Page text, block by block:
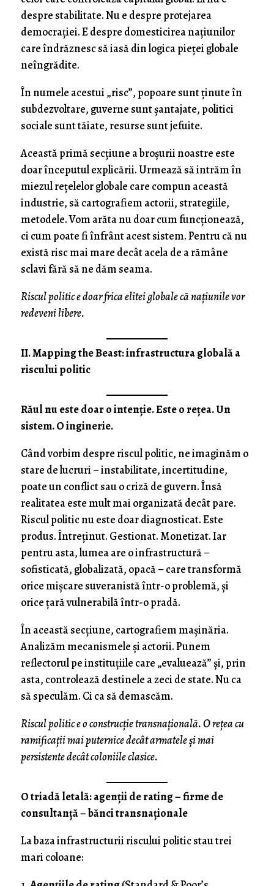
despre stabilitate. Nu e despre protejarea
democrației. E despre domesticirea națiunilor
care îndrăznesc să iasă din logica pieței globale
neîngrădite.
În numele acestui „risc”, popoare sunt ținute în
subdezvoltare, guverne sunt șantajate, politici
sociale sunt tăiate, resurse sunt jefuite.
Această primă secțiune a broșurii noastre este
doar începutul explicării. Urmează să intrăm în
miezul rețelelor globale care compun această
industrie, să cartografiem actorii, strategiile,
metodele. Vom arăta nu doar cum funcționează,
ci cum poate fi înfrânt acest sistem. Pentru că nu
există risc mai mare decât acela de a rămâne
sclavi fără să ne dăm seama.
Riscul politic e doar frica elitei globale că națiunile vor
redeveni libere.
II. Mapping the Beast: infrastructura globală a
riscului politic
Răul nu este doar o intenție. Este o rețea. Un
sistem. O inginerie.
Când vorbim despre riscul politic, ne imaginăm o
stare de lucruri – instabilitate, incertitudine,
poate un conflict sau o criză de guvern. Însă
realitatea este mult mai organizată decât pare.
Riscul politic nu este doar diagnosticat. Este
produs. Întreținut. Gestionat. Monetizat. Iar
pentru asta, lumea are o infrastructură –
sofisticată, globalizată, opacă – care transformă
orice mișcare suveranistă într-o problemă, și
orice țară vulnerabilă într-o pradă.
În această secțiune, cartografiem maşinăria.
Analizăm mecanismele și actorii. Punem
reflectorul pe instituțiile care „evaluează” și, prin
asta, controlează destinele a zeci de state. Nu ca
să speculăm. Ci ca să demascăm.
Riscul politic e o construcție transnațională. O rețea cu
ramificații mai puternice decât armatele și mai
persistente decât coloniile clasice.
O triadă letală: agenții de rating – firme de
consultanță – bănci transnaționale
La baza infrastructurii riscului politic stau trei
mari coloane: